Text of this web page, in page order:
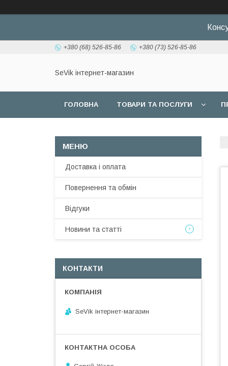
+380 (68) 526-85-86 +380 (73) 526-85-86
SeVik інтернет-магазин
ГОЛОВНА ТОВАРИ ТА ПОСЛУГИ
Доставка і оплата
Повернення та обмін
Відгуки
Новини та статті
КОНТАКТИ
SeVik інтернет-магазин